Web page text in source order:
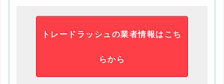
トレードラッシュの業者情報はこち
らから